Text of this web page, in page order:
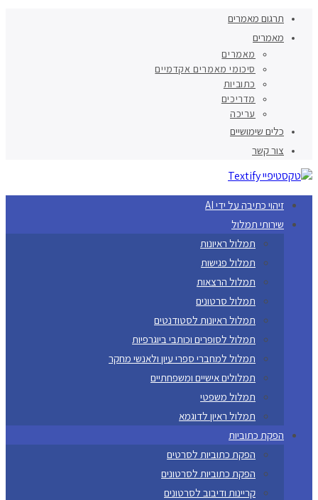
תרגום מאמרים
מאמרים
מאמרים
סיכומי מאמרים אקדמיים
כתוביות
מדריכים
עריכה
כלים שימושיים
צור קשר
זיהוי כתיבה על ידי AI
שירותי תמלול
תמלול ראיונות
תמלול פגישות
תמלול הרצאות
תמלול סרטונים
תמלול ראיונות לסטודנטים
תמלול לסופרים וכותבי ביוגרפיות
תמלול למחברי ספרי עיון ולאנשי מחקר
תמלולים אישיים ומשפחתיים
תמלול משפטי
תמלול ראיון לדוגמא
הפקת כתוביות
הפקת כתוביות לסרטים
הפקת כתוביות לסרטונים
קריינות ודיבוב לסרטונים